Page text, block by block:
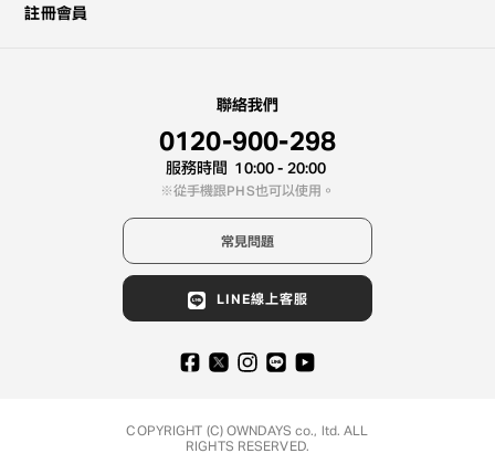
註冊會員
聯絡我們
0120-900-298
服務時間 10:00 - 20:00
從手機跟PHS也可以使用。
常見問題
LINE線上客服
COPYRIGHT (C) OWNDAYS co., ltd. ALL
RIGHTS RESERVED.